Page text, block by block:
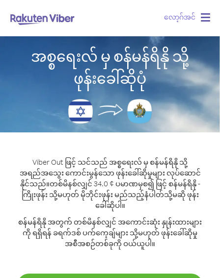
လော့ဂ်အင်
အစ္စရေးလ် မှ စန်မန်ရိနို သို့
ဖုန်းခေါ်ဆိုပုံ
Viber Out ဖြင့် သင်သည် အစ္စရေးလ် မှ စန်မန်ရိနို သို့
အရည်အသွေး ကောင်းမွန်သော ဖုန်းခေါ်ဆိုမှုများ လုပ်ဆောင်
နိုင်သည်။တစ်မိနစ်လျှင် 34.0 ¢ ပမာဏမှစ၍ ဖြင့် စန်မန်ရိနို -
ကြိုးဖုန်း သို့မဟုတ် မိုဘိုင်းဖုန်း မည်သည့်နံပါတ်သို့မဆို ဖုန်း
ခေါ်ဆိုပါ။
စန်မန်ရိနို အတွက် တစ်မိနစ်လျှင် အကောင်းဆုံး နှုန်းထားများ
ကို ရရှိရန် ခရက်ဒစ် ပက်ကေ့ချ်များ သို့မဟုတ် ဖုန်းခေါ်ဆိုမှု
အစီအစဉ်တစ်ခုကို ဝယ်ယူပါ။